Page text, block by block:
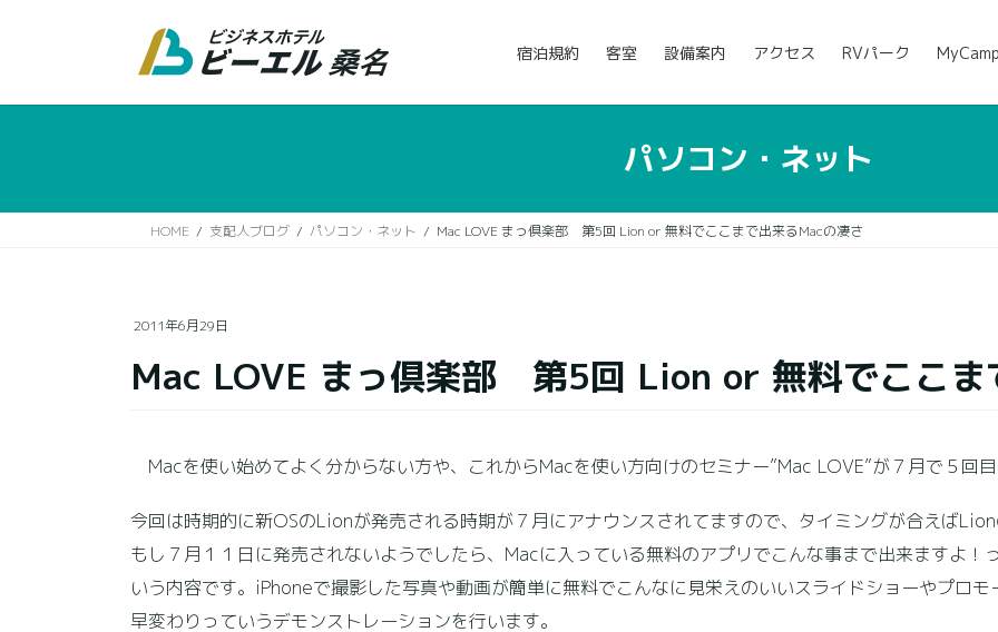
宿泊規約 客室 設備案内 アクセス RVパーク MyCamp
パソコン・ネット
HOME 支配人ブログ パソコン・ネット Mac LOVE まっ倶楽部 第5回 Lion or 無料でここまで出来るMacの凄さ
2011年6月29日
Mac LOVE まっ倶楽部 第5回 Lion or 無料でここま
Macを使い始めてよく分からない方や、これからMacを使い方向けのセミナー”Mac LOVE”が７月で５回目
今回は時期的に新OSのLionが発売される時期が７月にアナウンスされてますので、タイミングが合えばLion
もし７月１１日に発売されないようでしたら、Macに入っている無料のアプリでこんな事まで出来ますよ！
いう内容です。iPhoneで撮影した写真や動画が簡単に無料でこんなに見栄えのいいスライドショーやプロモ
早変わりっていうデモンストレーションを行います。